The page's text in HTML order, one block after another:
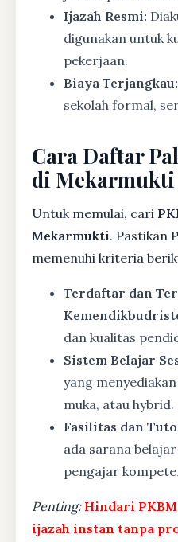
Ijazah Resmi:
digunakan untuk
pekerjaan.
Biaya Terjangkau:
sekolah formal,
Cara Daftar
di Mekarmukti
Untuk memulai, cari
Mekarmukti. Pastikan
memenuhi kriteria
Terdaftar dan
dan kualitas
Sistem Belajar
yang
muka, atau hybrid.
Fasilitas dan
ada sarana
pengajar
Penting: Hindari
ijazah instan tanpa